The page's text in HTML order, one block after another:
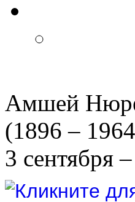
Амшей
(1896 –
3 сентября